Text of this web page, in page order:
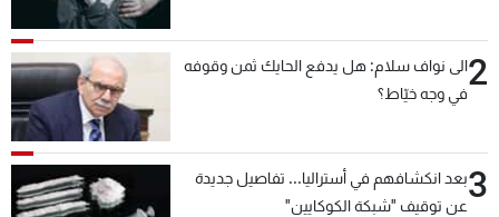
2الى نواف سلام: هل يدفع الحايك ثمن وقوفه
في وجه خيّاط؟
3بعد انكشافهم في أستراليا... تفاصيل جديدة
عن توقيف "شبكة الكوكايين"